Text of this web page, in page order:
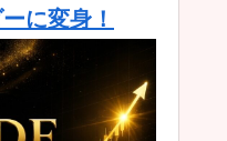
に変身！